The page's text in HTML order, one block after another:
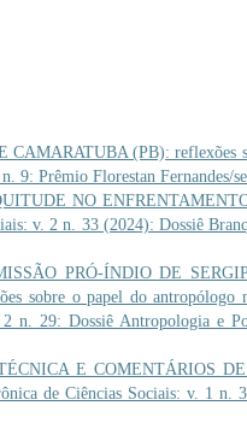
(PB): reflexões
9: Prêmio Florestan Fernandes/
NO
v. 2 n. 33 (2024): Dossiê
PRÓ-ÍNDIO DE
o papel do antropólogo
n. 29: Dossiê Antropologia e
E COMENTÁRIOS
de Ciências Sociais: v. 1 n.